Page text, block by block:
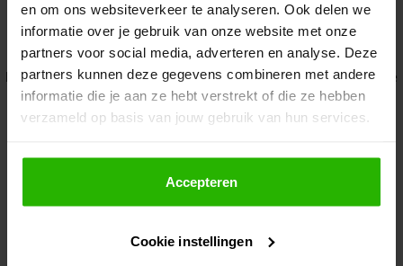
en om ons websiteverkeer te analyseren. Ook delen we
informatie over je gebruik van onze website met onze
partners voor social media, adverteren en analyse. Deze
partners kunnen deze gegevens combineren met andere
informatie die je aan ze hebt verstrekt of die ze hebben
verzameld op basis van jouw gebruik van hun services.
Als je op "Accepteer" klikt, dan geef je Voordeeluitjes.nl
toestemming om cookies voor social media en
gepersonaliseerde advertenties te plaatsen.
Lees hier meer over in onsprivacybeleid
Accepteren
Cookie instellingen
Application error: a client-side exception has occurred while
loadingwww.voordeeluitjes.nl (see the browser console for more
information).